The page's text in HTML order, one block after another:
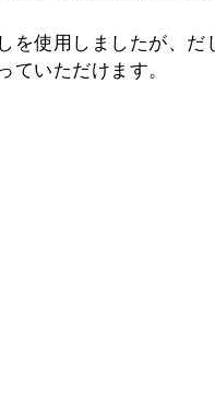
を使用しましたが、だ
ていただけます。